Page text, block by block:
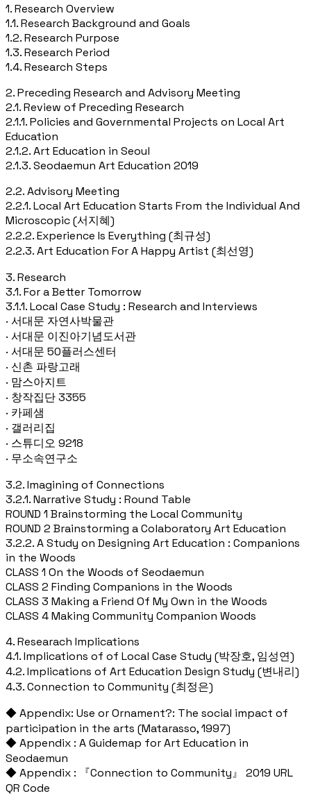
1. Research Overview
1.1. Research Background and Goals
1.2. Research Purpose
1.3. Research Period
1.4. Research Steps
2. Preceding Research and Advisory Meeting
2.1. Review of Preceding Research
2.1.1. Policies and Governmental Projects on Local Art
Education
2.1.2. Art Education in Seoul
2.1.3. Seodaemun Art Education 2019
2.2. Advisory Meeting
2.2.1. Local Art Education Starts From the Individual And
Microscopic (서지혜)
2.2.2. Experience Is Everything (최규성)
2.2.3. Art Education For A Happy Artist (최선영)
3. Research
3.1. For a Better Tomorrow
3.1.1. Local Case Study : Research and Interviews
· 서대문 자연사박물관
· 서대문 이진아기념도서관
· 서대문 50플러스센터
· 신촌 파랑고래
· 맘스아지트
· 창작집단 3355
· 카페샘
· 갤러리집
· 스튜디오 9218
· 무소속연구소
3.2. Imagining of Connections
3.2.1. Narrative Study : Round Table
ROUND 1 Brainstorming the Local Community
ROUND 2 Brainstorming a Colaboratory Art Education
3.2.2. A Study on Designing Art Education : Companions
in the Woods
CLASS 1 On the Woods of Seodaemun
CLASS 2 Finding Companions in the Woods
CLASS 3 Making a Friend Of My Own in the Woods
CLASS 4 Making Community Companion Woods
4. Researach Implications
4.1. Implications of of Local Case Study (박장호, 임성연)
4.2. Implications of Art Education Design Study (변내리)
4.3. Connection to Community (최정은)
◆ Appendix: Use or Ornament?: The social impact of
participation in the arts (Matarasso, 1997)
◆ Appendix : A Guidemap for Art Education in
Seodaemun
◆ Appendix : 『Connection to Community』 2019 URL
QR Code